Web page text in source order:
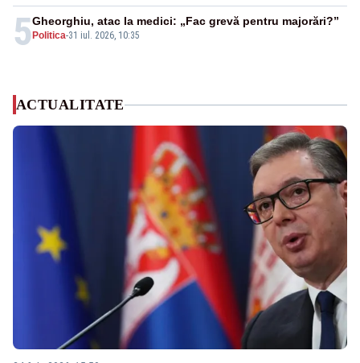
5 Politica-31 iul. 2026, 10:35
Gheorghiu, atac la medici: „Fac grevă pentru majorări?”
ACTUALITATE